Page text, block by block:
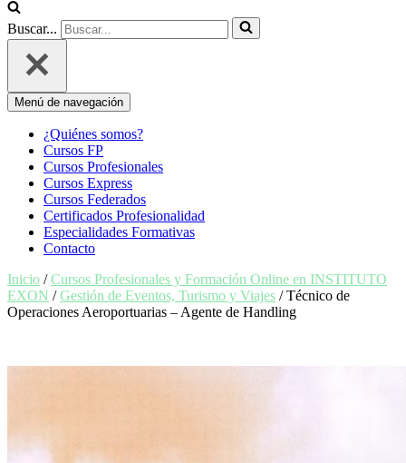
Buscar...
Menú de navegación
¿Quiénes somos?
Cursos FP
Cursos Profesionales
Cursos Express
Cursos Federados
Certificados Profesionalidad
Especialidades Formativas
Contacto
Inicio /Cursos Profesionales y Formación Online en INSTITUTO
EXON /Gestión de Eventos, Turismo y Viajes / Técnico de
Operaciones Aeroportuarias – Agente de Handling